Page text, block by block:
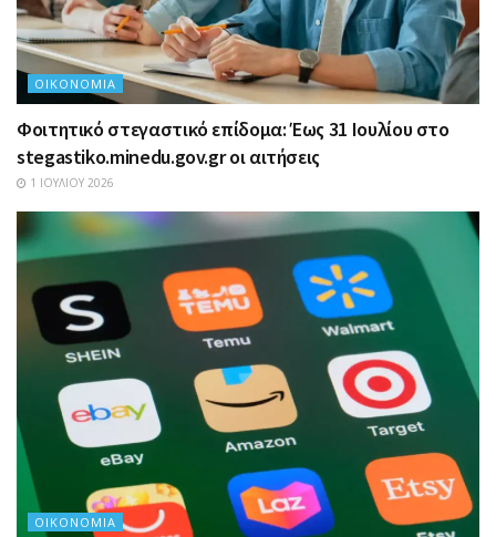
ΟΙΚΟΝΟΜΊΑ
Φοιτητικό στεγαστικό επίδομα: Έως 31 Ιουλίου στο
stegastiko.minedu.gov.gr οι αιτήσεις
1 ΙΟΥΛΊΟΥ 2026
ΟΙΚΟΝΟΜΊΑ